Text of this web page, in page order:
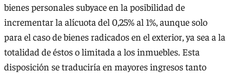
bienes personales subyace en la posibilidad de
incrementar la alícuota del 0,25% al 1%, aunque solo
para el caso de bienes radicados en el exterior, ya sea a la
totalidad de éstos o limitada a los inmuebles. Esta
disposición se traduciría en mayores ingresos tanto